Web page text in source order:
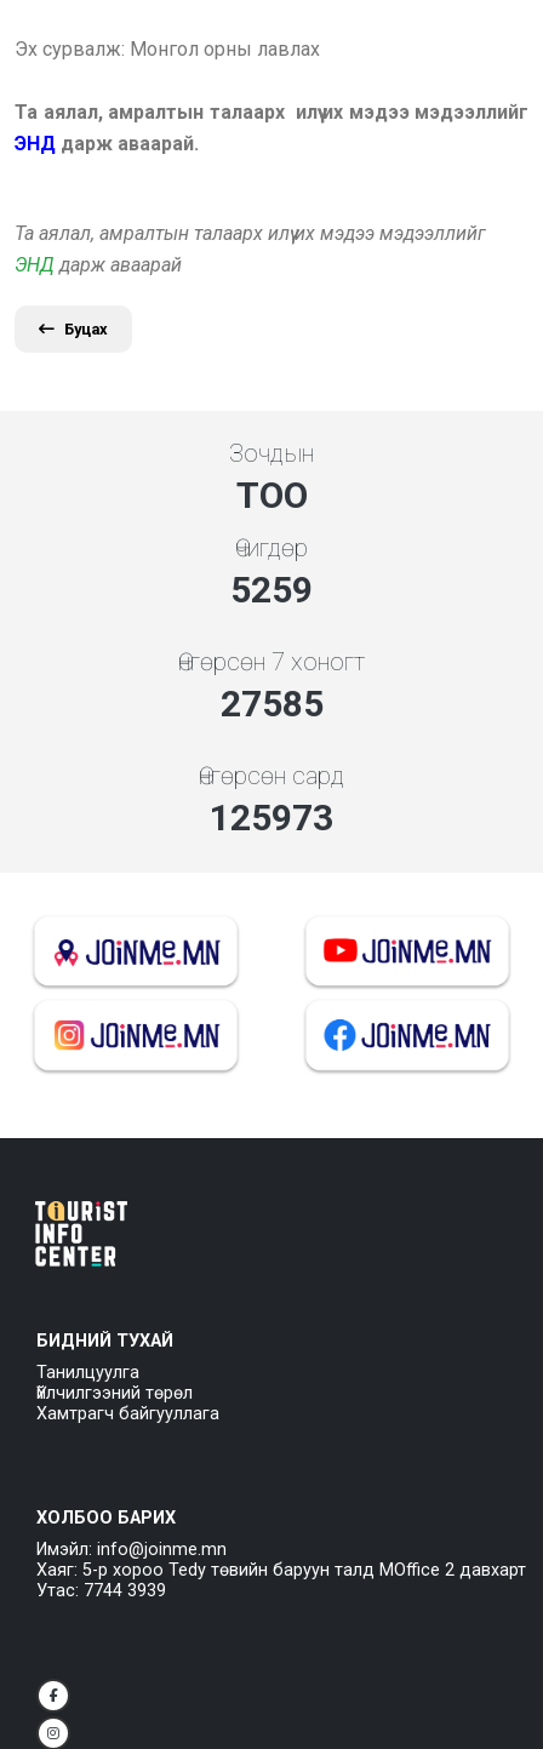
Эх сурвалж: Монгол орны лавлах
Та аялал, амралтын талаарх илүү их мэдээ мэдээллийг
ЭНД дарж аваарай.
Та аялал, амралтын талаарх илүү их мэдээ мэдээллийг
ЭНД дарж аваарай
Буцах
Зочдын
ТОО
Өчигдөр
5843
Өнгөрсөн 7 хоногт
30650
Өнгөрсөн сард
139970
БИДНИЙ ТУХАЙ
Танилцуулга
Үйлчилгээний төрөл
Хамтрагч байгууллага
ХОЛБОО БАРИХ
Имэйл: info@joinme.mn
Хаяг: 5-р хороо Tedy төвийн баруун талд MOffice 2 давхарт
Утас: 7744 3939